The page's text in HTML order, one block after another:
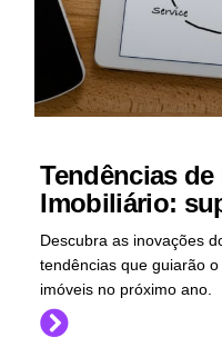
Tendências
Imobiliário:
Descubra as inovações
tendências que guiarão
imóveis no próximo ano.